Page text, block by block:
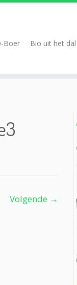
Boer Bio uit het dal
Volgende →